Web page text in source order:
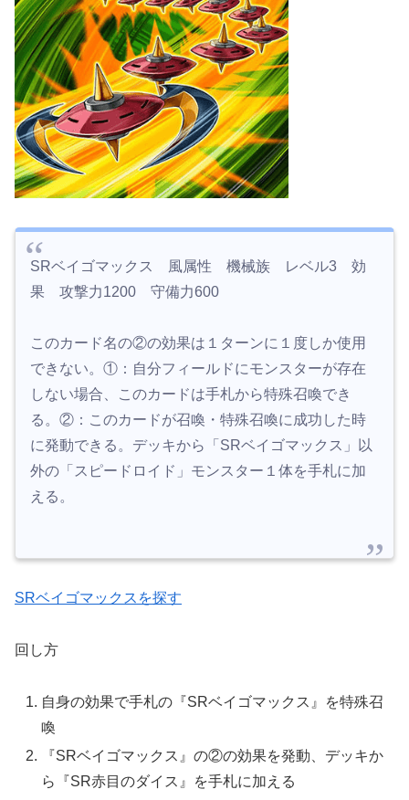
SRベイゴマックス 風属性 機械族 レベル3 効
果 攻撃力1200 守備力600
このカード名の②の効果は１ターンに１度しか使用
できない。①：自分フィールドにモンスターが存在
しない場合、このカードは手札から特殊召喚でき
る。②：このカードが召喚・特殊召喚に成功した時
に発動できる。デッキから「SRベイゴマックス」以
外の「スピードロイド」モンスター１体を手札に加
える。
SRベイゴマックスを探す
回し方
自身の効果で手札の『SRベイゴマックス』を特殊召
喚
『SRベイゴマックス』の②の効果を発動、デッキか
ら『SR赤目のダイス』を手札に加える